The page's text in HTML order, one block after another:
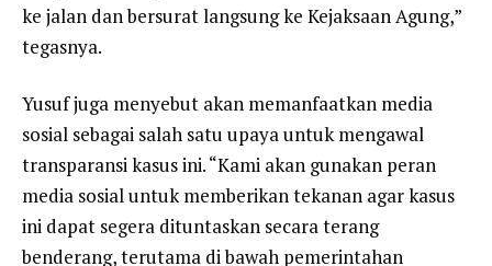
ke jalan dan bersurat langsung ke Kejaksaan Agung,”
tegasnya.
Yusuf juga menyebut akan memanfaatkan media
sosial sebagai salah satu upaya untuk mengawal
transparansi kasus ini. “Kami akan gunakan peran
media sosial untuk memberikan tekanan agar kasus
ini dapat segera dituntaskan secara terang
benderang, terutama di bawah pemerintahan